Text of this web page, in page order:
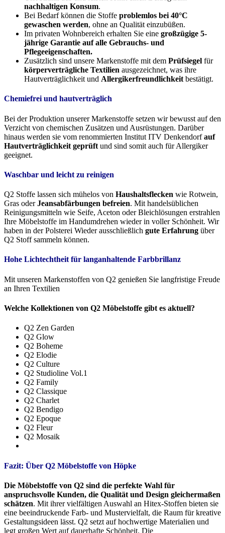
nachhaltigen Konsum.
Bei Bedarf können die Stoffe problemlos bei 40°C
gewaschen werden, ohne an Qualität einzubüßen.
Im privaten Wohnbereich erhalten Sie eine großzügige 5-
jährige Garantie auf alle Gebrauchs- und
Pflegeeigenschaften.
Zusätzlich sind unsere Markenstoffe mit dem Prüfsiegel für
körperverträgliche Textilien ausgezeichnet, was ihre
Hautverträglichkeit und Allergikerfreundlichkeit bestätigt.
Chemiefrei und hautverträglich
Bei der Produktion unserer Markenstoffe setzen wir bewusst auf den
Verzicht von chemischen Zusätzen und Ausrüstungen. Darüber
hinaus werden sie vom renommierten Institut ITV Denkendorfauf
Hautverträglichkeit geprüft und sind somit auch für Allergiker
geeignet.
Waschbar und leicht zu reinigen
Q2 Stoffe lassen sich mühelos von Haushaltsflecken wie Rotwein,
Gras oderJeansabfärbungen befreien. Mit handelsüblichen
Reinigungsmitteln wie Seife, Aceton oder Bleichlösungen erstrahlen
Ihre Möbelstoffe im Handumdrehen wieder in voller Schönheit. Wir
haben in der Polsterei Wieder ausschließlich gute Erfahrung über
Q2 Stoff sammeln können.
Hohe Lichtechtheit für langanhaltende Farbbrillanz
Mit unseren Markenstoffen von Q2 genießen Sie langfristige Freude
an Ihren Textilien
Welche Kollektionen von Q2 Möbelstoffe gibt es aktuell?
Q2 Zen Garden
Q2 Glow
Q2 Boheme
Q2 Elodie
Q2 Culture
Q2 Studioline Vol.1
Q2 Family
Q2 Classique
Q2 Charlet
Q2 Bendigo
Q2 Epoque
Q2 Fleur
Q2 Mosaik
Fazit: Über Q2 Möbelstoffe von Höpke
Die Möbelstoffe von Q2 sind die perfekte Wahl für
anspruchsvolle Kunden, die Qualität und Design gleichermaßen
schätzen. Mit ihrer vielfältigen Auswahl an Hitex-Stoffen bieten sie
eine beeindruckende Farb- und Mustervielfalt, die Raum für kreative
Gestaltungsideen lässt. Q2 setzt auf hochwertige Materialien und
legt großen Wert auf dauerhafte Schönheit. Die